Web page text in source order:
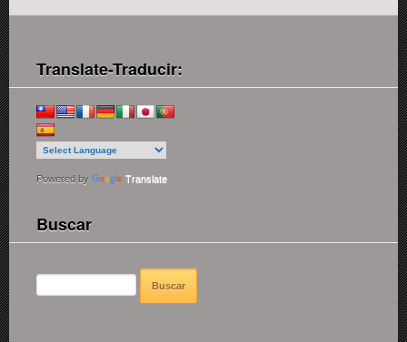
Translate-Traducir:
Powered by Translate
Buscar